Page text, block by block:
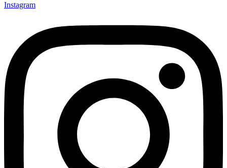
Instagram